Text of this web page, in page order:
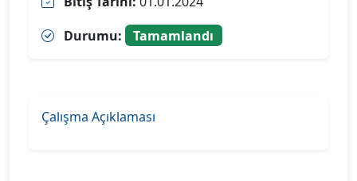
Durumu:
Tamamlandı
Çalışma Açıklaması